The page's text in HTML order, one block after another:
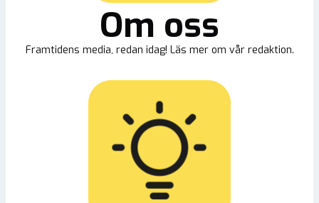
Om oss
Framtidens media, redan idag! Läs mer om vår redaktion.